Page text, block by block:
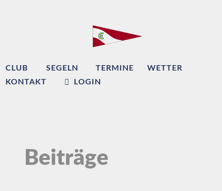
CLUB SEGELN TERMINE
WETTER
KONTAKT
LOGIN
Beiträge